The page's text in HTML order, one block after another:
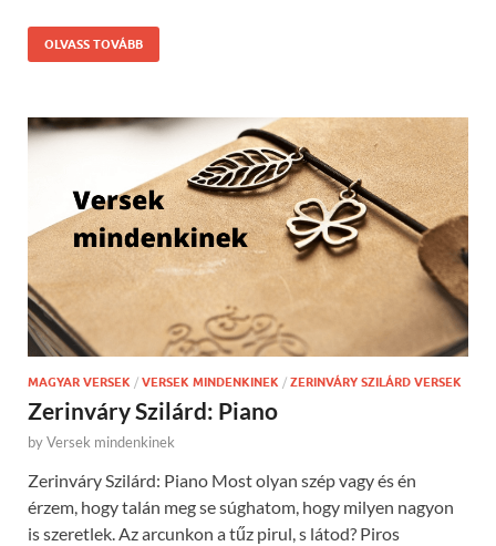
OLVASS TOVÁBB
MAGYAR VERSEK / VERSEK MINDENKINEK / ZERINVÁRY SZILÁRD VERSEK
Zerinváry Szilárd: Piano
byVersek mindenkinek
Zerinváry Szilárd: Piano Most olyan szép vagy és én
érzem, hogy talán meg se súghatom, hogy milyen nagyon
is szeretlek. Az arcunkon a tűz pirul, s látod? Piros